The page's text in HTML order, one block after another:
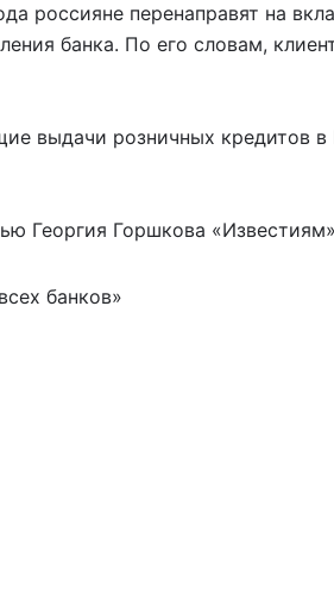
россияне перенаправят на
банка. По его словам,
выдачи розничных кредитов
Георгия Горшкова
банков»